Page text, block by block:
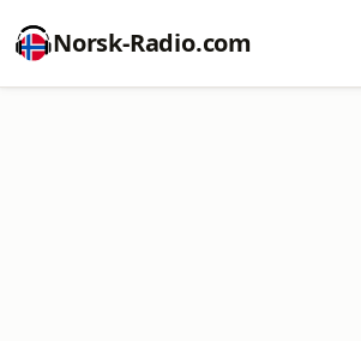
Norsk-Radio.com